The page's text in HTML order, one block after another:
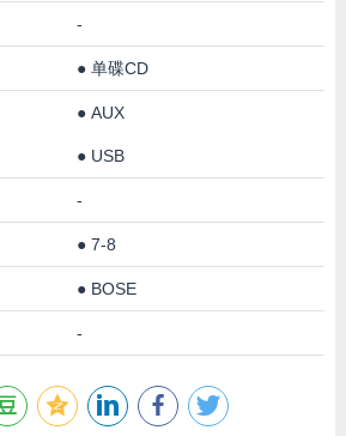
-
● 单碟CD
● AUX
● USB
-
● 7-8
● BOSE
-